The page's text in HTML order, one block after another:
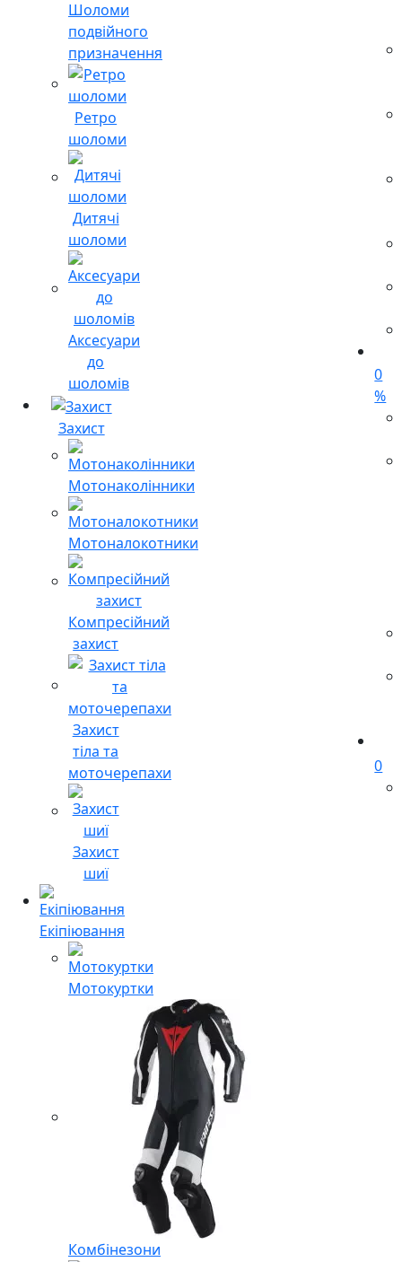
Шоломи
подвійного
призначення
Ретро
шоломи
Дитячі
шоломи
Аксесуари
до
шоломів
Захист
Мотонаколінники
Мотоналокотники
Компресійний
захист
Захист
тіла та
моточерепахи
Захист
шиї
Екіпіювання
Мотокуртки
Комбінезони
0
%
0